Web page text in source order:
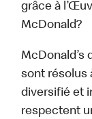
grâce à
McDonald?
McDonald’s
sont résolus
diversifié et
respectent